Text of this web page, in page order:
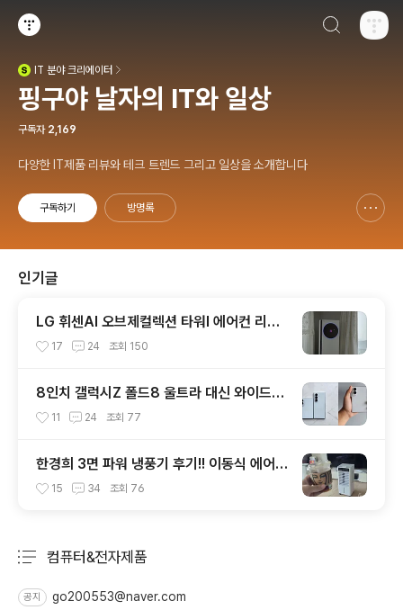
IT 분야 크리에이터
핑구야 날자의 IT와 일상
구독자 2,169
다양한 IT제품 리뷰와 테크 트렌드 그리고 일상을 소개합니다
구독하기 방명록
인기글
LG 휘센AI 오브제컬렉션 타워I 에어컨 리모
컨 없어도 편한 이유!! 7월 장마철 AI콜드프
17 24 조회 150
8인치 갤럭시Z 폴드8 울트라 대신 와이드형
갤럭시Z 폴드8 선택? 두 모델 프라이버시 디
11 24 조회 77
한경희 3면 파워 냉풍기 후기!! 이동식 에어컨
과 선풍기 보다 좋은 점도 있지만 단점도?
15 34 조회 76
컴퓨터&전자제품
공지 go200553@naver.com